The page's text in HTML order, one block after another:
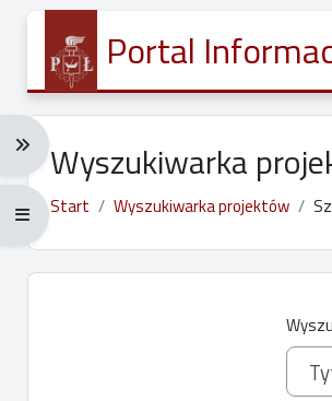
Portal
Rozwiń menu nawigacji: Ctrl + Alt + →
Rozwiń menu pełnoekranowe: Ctrl + Alt + f
Wyszukiwarka
Start Wyszukiwarka projektów